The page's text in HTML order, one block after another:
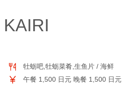
牡蛎吧,牡蛎菜肴,生鱼片 / 海鲜
午餐 1,500 日元 晚餐 1,500 日元